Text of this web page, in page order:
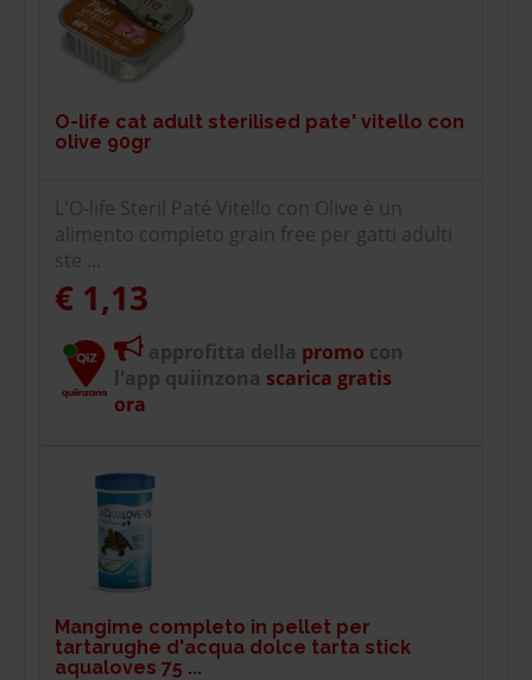
O-life cat adult sterilised pate' vitello con
olive 90gr
L'O-life Steril Paté Vitello con Olive è un
alimento completo grain free per gatti adulti
ste ...
€ 1,13
approfitta della promo con
l'app quiinzona scarica gratis
ora
Mangime completo in pellet per
tartarughe d'acqua dolce tarta stick
aqualoves 75 ...